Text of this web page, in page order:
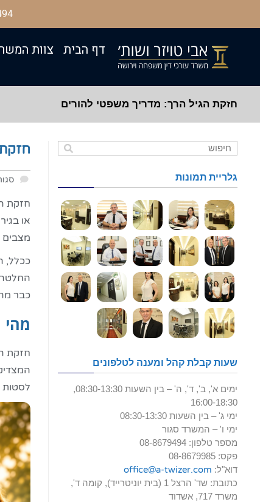
דף הבית צוות
חזקת הגיל הרך: מדריך משפטי להורים
חזקת
או
מצבים
החלטה
כבר
מהי
לסטות
גלריית תמונות
שעות קבלת קהל ומענה לטלפונים
ימים א', ב', ד', ה' – בין השעות 08:30-13:30,
16:00-18:30
ימי ג' – בין השעות 08:30-13:30
ימי ו' – המשרד סגור
מספר טלפון: 08-8679494
פקס: 08-8679985
דוא"ל: office@a-twizer.com
כתובת: שד' הרצל 1 (בית יוניטרייד), קומה ד',
משרד 717, אשדוד